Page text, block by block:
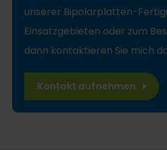
unserer Bipolarplatten-
Einsatzgebieten oder zum
dann kontaktieren Sie mich
Kontakt aufnehmen